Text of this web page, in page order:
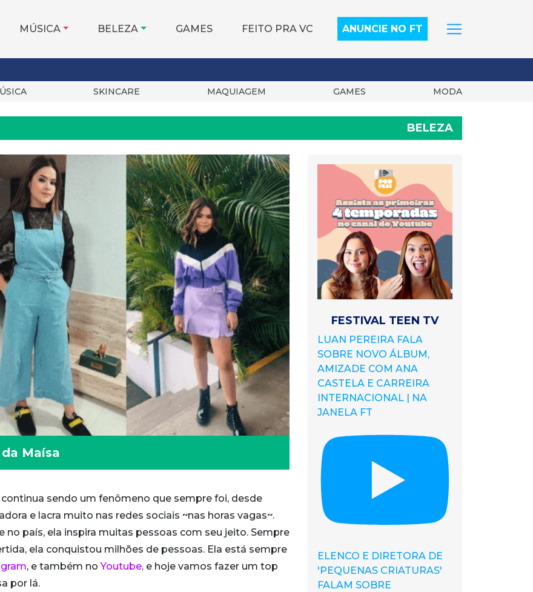
MÚSICA BELEZA GAMES FEITO PRA VC ANUNCIE NO FT
SKINCARE MAQUIAGEM GAMES MODA
BELEZA
Maísa
sendo um fenômeno que sempre foi, desde
e lacra muito nas redes sociais ~nas horas vagas~.
país, ela inspira muitas pessoas com seu jeito. Sempre
ela conquistou milhões de pessoas. Ela está sempre
, e também noYoutube, e hoje vamos fazer um top
por lá.
FESTIVAL TEEN TV
LUAN PEREIRA FALA
SOBRE NOVO ÁLBUM,
AMIZADE COM ANA
CASTELA E CARREIRA
INTERNACIONAL | NA
JANELA FT
ELENCO E DIRETORA DE
'PEQUENAS CRIATURAS'
FALAM SOBRE